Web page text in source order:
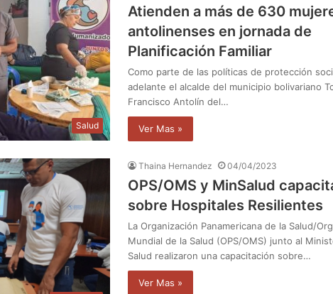
Salud
Atienden a más de 630
antolinenses en jornada de
Planificación Familiar
Como parte de las políticas de protección
adelante el alcalde del municipio bolivariano
Francisco Antolín del…
Ver Mas »
Thaina Hernandez 04/04/2023
OPS/OMS y MinSalud
sobre Hospitales Resilientes
La Organización Panamericana de la Salud/
Mundial de la Salud (OPS/OMS) junto al
Salud realizaron una capacitación sobre…
Ver Mas »